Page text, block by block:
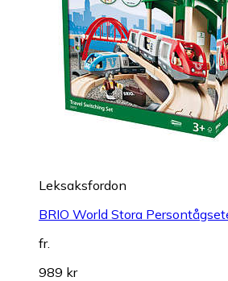
Leksaksfordon
BRIO World Stora
fr.
989 kr